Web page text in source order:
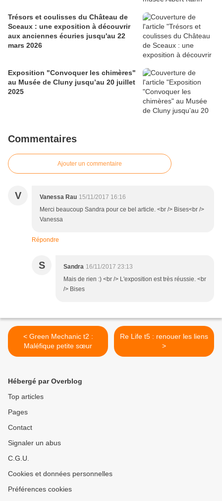
Trésors et coulisses du Château de
Sceaux : une exposition à découvrir
aux anciennes écuries jusqu'au 22
mars 2026
Exposition "Convoquer les chimères"
au Musée de Cluny jusqu’au 20 juillet
2025
Commentaires
Ajouter un commentaire
V Vanessa Rau 15/11/2017 16:16
Merci beaucoup Sandra pour ce bel article. <br /> Bises<br />
Vanessa
Répondre
S Sandra 16/11/2017 23:13
Mais de rien :) <br /> L'exposition est très réussie. <br
/> Bises
< Green Mechanic t2 :
Maléfique petite sœur
Re Life t5 : renouer les liens
>
Hébergé par Overblog
Top articles
Pages
Contact
Signaler un abus
C.G.U.
Cookies et données personnelles
Préférences cookies